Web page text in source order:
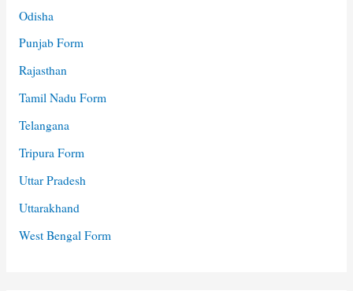
Odisha
Punjab Form
Rajasthan
Tamil Nadu Form
Telangana
Tripura Form
Uttar Pradesh
Uttarakhand
West Bengal Form